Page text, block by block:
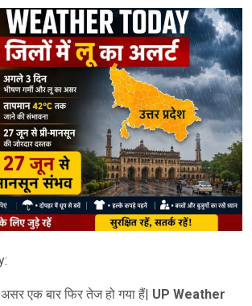
असर एक बार फिर तेज हो गया हैं| UP Weather